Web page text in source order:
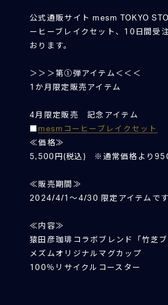
公式通販サイト mesm TOKYO
ーヒーブレイクセット、10日間受
おります。
＞＞＞第①弾アイテム＜＜＜
1か月限定販売アイテム
4月限定販売 記念アイテム
mesmコーヒーブレイクセット
≪価格≫
5,500円(税込) ※通常価格より
≪販売期間≫
2024/4/1～4/30 限定アイテムです
≪内容≫
猿田彦珈琲コラボブレンド「竹芝
メズムオリジナルマグカップ
100％リサイクルコースター